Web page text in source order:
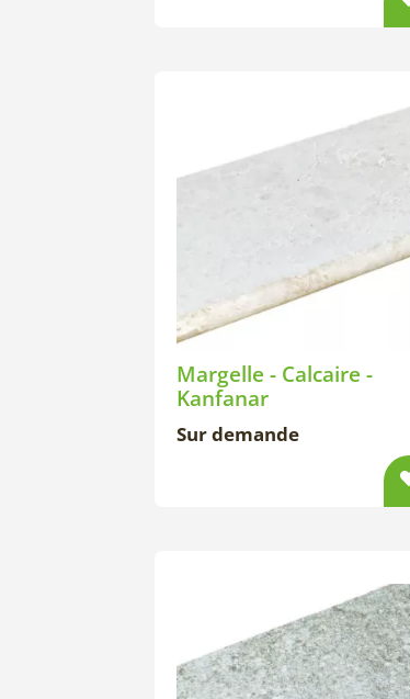
Margelle - Calcaire -
Kanfanar
Sur demande